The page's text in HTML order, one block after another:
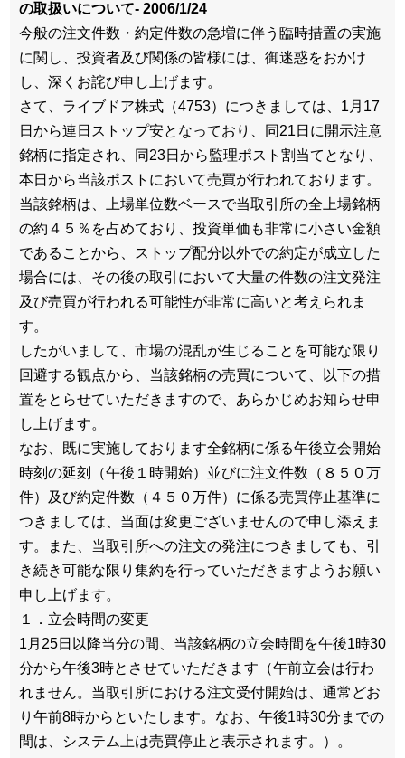
の取扱いについて- 2006/1/24
今般の注文件数・約定件数の急増に伴う臨時措置の実施
に関し、投資者及び関係の皆様には、御迷惑をおかけ
し、深くお詫び申し上げます。
さて、ライブドア株式（4753）につきましては、1月17
日から連日ストップ安となっており、同21日に開示注意
銘柄に指定され、同23日から監理ポスト割当てとなり、
本日から当該ポストにおいて売買が行われております。
当該銘柄は、上場単位数ベースで当取引所の全上場銘柄
の約４５％を占めており、投資単価も非常に小さい金額
であることから、ストップ配分以外での約定が成立した
場合には、その後の取引において大量の件数の注文発注
及び売買が行われる可能性が非常に高いと考えられま
す。
したがいまして、市場の混乱が生じることを可能な限り
回避する観点から、当該銘柄の売買について、以下の措
置をとらせていただきますので、あらかじめお知らせ申
し上げます。
なお、既に実施しております全銘柄に係る午後立会開始
時刻の延刻（午後１時開始）並びに注文件数（８５０万
件）及び約定件数（４５０万件）に係る売買停止基準に
つきましては、当面は変更ございませんので申し添えま
す。また、当取引所への注文の発注につきましても、引
き続き可能な限り集約を行っていただきますようお願い
申し上げます。
１．立会時間の変更
1月25日以降当分の間、当該銘柄の立会時間を午後1時30
分から午後3時とさせていただきます（午前立会は行わ
れません。当取引所における注文受付開始は、通常どお
り午前8時からといたします。なお、午後1時30分までの
間は、システム上は売買停止と表示されます。）。